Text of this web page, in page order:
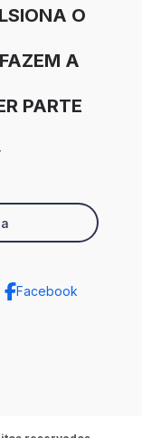
O
A
PARTE
Facebook